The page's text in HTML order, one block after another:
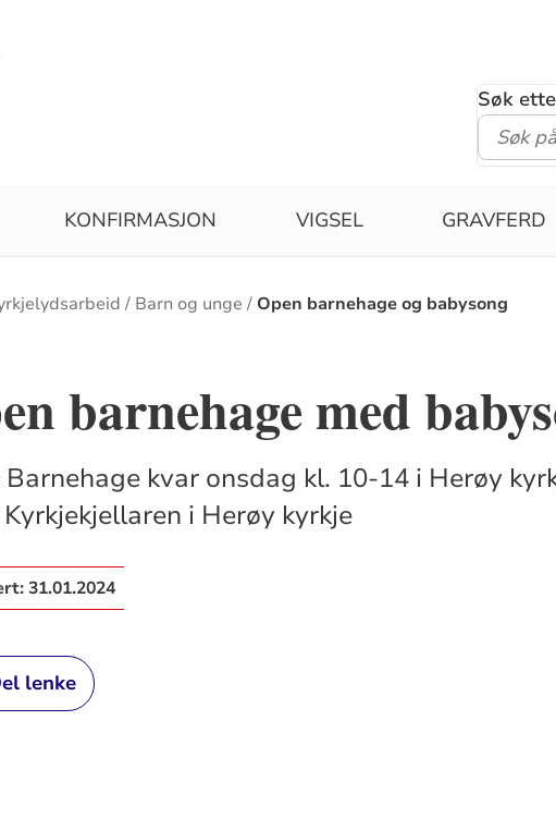
Søk
KONFIRMASJON VIGSEL GRAVFERD
Barn og unge Open barnehage og babysong
barnehage med
Barnehage kvar onsdag kl. 10-14 i Herøy
i Herøy kyrkje
31.01.2024
lenke